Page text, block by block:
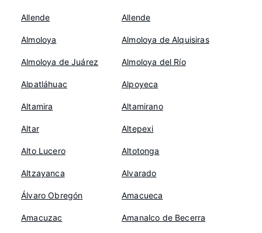
Allende Allende
Almoloya Almoloya de Alquisiras
Almoloya de Juárez Almoloya del Río
Alpatláhuac Alpoyeca
Altamira Altamirano
Altar Altepexi
Alto Lucero Altotonga
Altzayanca Alvarado
Álvaro Obregón Amacueca
Amacuzac Amanalco de Becerra